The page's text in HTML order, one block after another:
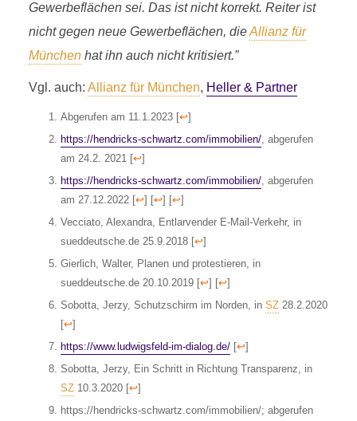
Gewerbeflächen sei. Das ist nicht korrekt. Reiter ist
nicht gegen neue Gewerbeflächen, dieAllianz für
Münchenhat ihn auch nicht kritisiert.”
Vgl. auch: Allianz für München, Heller & Partner
Abgerufen am 11.1.2023[↩]
https://hendricks-schwartz.com/immobilien/, abgerufen
am 24.2. 2021[↩]
https://hendricks-schwartz.com/immobilien/, abgerufen
am 27.12.2022[↩] [↩] [↩]
Vecciato, Alexandra, Entlarvender E-Mail-Verkehr, in
sueddeutsche.de 25.9.2018[↩]
Gierlich, Walter, Planen und protestieren, in
sueddeutsche.de 20.10.2019[↩] [↩]
Sobotta, Jerzy, Schutzschirm im Norden, in SZ28.2.2020
[↩]
https://www.ludwigsfeld-im-dialog.de/[↩]
Sobotta, Jerzy, Ein Schritt in Richtung Transparenz, in
SZ10.3.2020[↩]
https://hendricks-schwartz.com/immobilien/; abgerufen